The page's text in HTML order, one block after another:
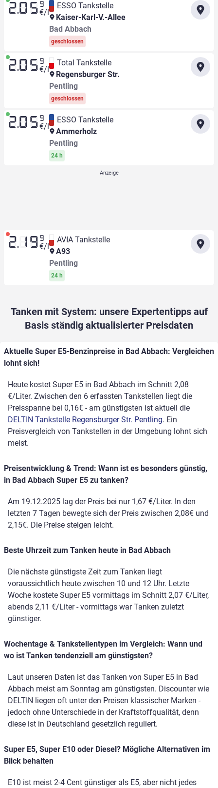
2.05 9
€/l
ESSO Tankstelle
Kaiser-Karl-V.-Allee
Bad Abbach
geschlossen
2.05 9
€/l
Total Tankstelle
Regensburger Str.
Pentling
geschlossen
2.05 9
€/l
ESSO Tankstelle
Ammerholz
Pentling
24 h
2.19 9
€/l
AVIA Tankstelle
A93
Pentling
24 h
Tanken mit System: unsere Expertentipps auf
Basis ständig aktualisierter Preisdaten
Aktuelle Super E5-Benzinpreise in Bad Abbach: Vergleichen
lohnt sich!
Heute kostet Super E5 in Bad Abbach im Schnitt 2,08
€/Liter. Zwischen den 6 erfassten Tankstellen liegt die
Preisspanne bei 0,16€ - am günstigsten ist aktuell die
DELTIN Tankstelle Regensburger Str. Pentling. Ein
Preisvergleich von Tankstellen in der Umgebung lohnt sich
meist.
Preisentwicklung & Trend: Wann ist es besonders günstig,
in Bad Abbach Super E5 zu tanken?
Am 19.12.2025 lag der Preis bei nur 1,67 €/Liter. In den
letzten 7 Tagen bewegte sich der Preis zwischen 2,08€ und
2,15€. Die Preise steigen leicht.
Beste Uhrzeit zum Tanken heute in Bad Abbach
Die nächste günstigste Zeit zum Tanken liegt
voraussichtlich heute zwischen 10 und 12 Uhr. Letzte
Woche kostete Super E5 vormittags im Schnitt 2,07 €/Liter,
abends 2,11 €/Liter - vormittags war Tanken zuletzt
günstiger.
Wochentage & Tankstellentypen im Vergleich: Wann und
wo ist Tanken tendenziell am günstigsten?
Laut unseren Daten ist das Tanken von Super E5 in Bad
Abbach meist am Sonntag am günstigsten. Discounter wie
DELTIN liegen oft unter den Preisen klassischer Marken -
jedoch ohne Unterschiede in der Kraftstoffqualität, denn
diese ist in Deutschland gesetzlich reguliert.
Super E5, Super E10 oder Diesel? Mögliche Alternativen im
Blick behalten
E10 ist meist 2-4 Cent günstiger als E5, aber nicht jedes